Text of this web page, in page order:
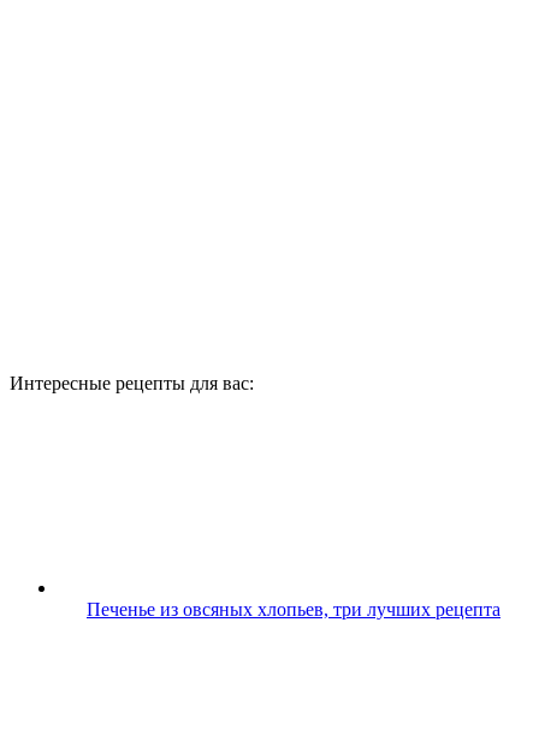
Интересные рецепты для вас:
Печенье из овсяных хлопьев, три лучших рецепта